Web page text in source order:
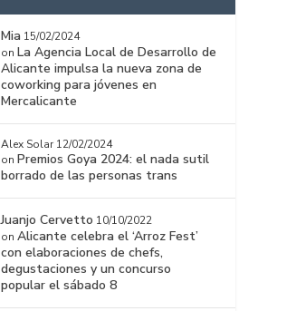
Mia 15/02/2024
on La Agencia Local de Desarrollo de
Alicante impulsa la nueva zona de
coworking para jóvenes en
Mercalicante
Alex Solar 12/02/2024
on Premios Goya 2024: el nada sutil
borrado de las personas trans
Juanjo Cervetto 10/10/2022
onAlicante celebra el ‘Arroz Fest’
con elaboraciones de chefs,
degustaciones y un concurso
popular el sábado 8